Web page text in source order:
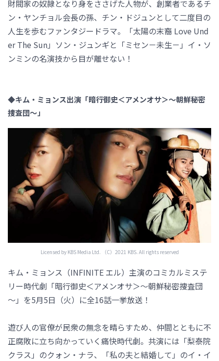
財閥家の奴隷となり身をささげた人物が、創業者であるチ
ン・ヤンチョル会長の孫、チン・ドジュンとして二度目の
人生を歩むファンタジードラマ。「太陽の末裔 Love Und
er The Sun」ソン・ジュンギと「ミセン－未生－」イ・ソ
ンミンの名演技から目が離せない！
◆キム・ミョンス出演「暗行御史＜アメンオサ＞～朝鮮秘密
捜査団～」
Licensed by KBS Media Ltd. （C）2021 KBS. All rights reserved
キム・ミョンス（INFINITE エル）主演のコミカルミステ
リー時代劇「暗行御史＜アメンオサ＞～朝鮮秘密捜査団
～」を5月5日（火）に全16話一挙放送！
遊び人の官僚が民衆の無念を晴らすため、仲間とともに不
正腐敗に立ち向かっていく痛快時代劇。共演には「梨泰院
クラス」のクォン・ナラ、「私の夫と結婚して」のイ・イ